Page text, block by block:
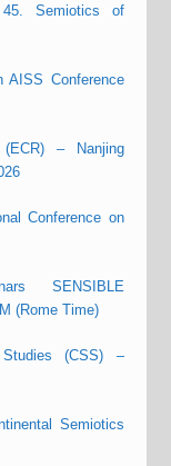
Semiotics of
AISS Conference
(ECR) – Nanjing
Conference on
SENSIBLE
(Rome Time)
(CSS) –
Semiotics